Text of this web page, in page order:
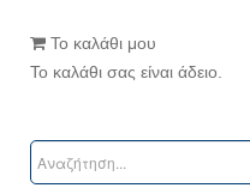
Το καλάθι μου
Το καλάθι σας είναι άδειο.